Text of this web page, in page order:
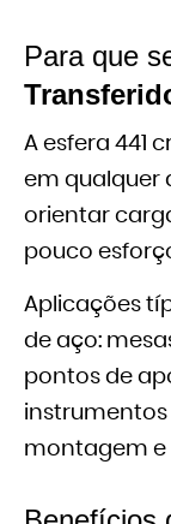
Para que
A esfera 441
em qualquer
orientar
pouco
Aplicações
de aço:
pontos de
instrumentos
montagem e